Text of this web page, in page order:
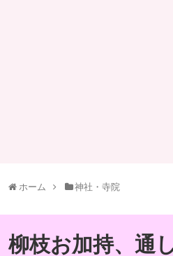
ホーム 神社・寺院
柳枝お加持、通